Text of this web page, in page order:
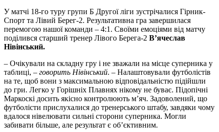
У матчі 18-го туру групи Б Другої ліги зустрічалися Гірник-
Спорт та Лівий Берег-2. Результативна гра завершилася
перемогою нашої команди – 4:1. Своїми емоціями від матчу
поділився старший тренер Лівого Берега-2 В’ячеслав
Нівінський.
– Очікували на складну гру і не зважали на місце суперника у
таблиці, – говорить Нівінський. – Налаштовували футболістів
на те, щоб вони з максимальною відповідальністю підійшли
до гри. Легко у Горішніх Плавнях нікому не буває. Підопічні
Маркоскі досить якісно контролюють м’яч. Задоволений, що
футболісти прислухалися до тренерського штабу, завдяки чому
вдалося нівелювати сильні сторони суперника. Могли
забивати більше, але результат є об’єктивним.